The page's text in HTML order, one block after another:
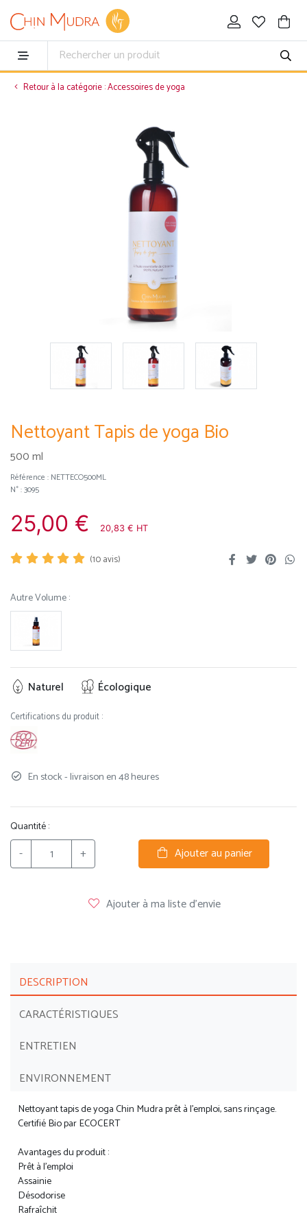
Retour à la catégorie : Accessoires de yoga
Nettoyant Tapis de yoga Bio
500 ml
Référence : NETTECO500ML
N° : 3095
25,00 € 20,83 € HT
(10avis)
Autre Volume :
Naturel Écologique
En stock - livraison en 48 heures
Certifications du produit :
Quantité :
- + Ajouter au panier
Ajouter à ma liste d'envie
DESCRIPTION
CARACTÉRISTIQUES
ENTRETIEN
ENVIRONNEMENT
Nettoyant tapis de yoga Chin Mudra prêt à l'emploi, sans rinçage.
Certifié Bio par ECOCERT
Avantages du produit :
Prêt à l’emploi
Assainie
Désodorise
Rafraîchit